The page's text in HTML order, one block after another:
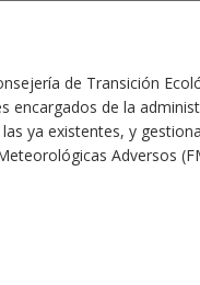
de Transición
de la
ya existentes, y
Adversos